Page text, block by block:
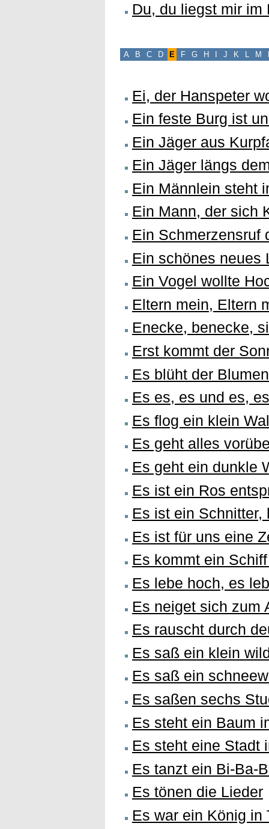
Du, du liegst mir im
A B C D E F G H I J K L M
Ei, der Hanspeter
Ein feste Burg ist
Ein Jäger aus
Ein Jäger längs
Ein Männlein steht
Ein Mann, der sich
Ein Schmerzensruf
Ein schönes neues
Ein Vogel wollte
Eltern mein, Eltern
Enecke, benecke,
Erst kommt der
Es blüht der
Es es, es und es,
Es flog ein klein
Es geht alles
Es geht ein dunkle
Es ist ein Ros
Es ist ein Schnitter,
Es ist für uns eine
Es kommt ein
Es lebe hoch, es
Es neiget sich zum
Es rauscht durch
Es saß ein klein
Es saß ein
Es saßen sechs
Es steht ein Baum
Es steht eine Stadt
Es tanzt ein Bi-Ba-
Es tönen die Lieder
Es war ein König in